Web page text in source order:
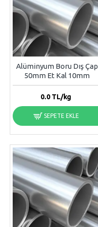
Alüminyum Boru Dış Çap
50mm Et Kal 10mm
0.0TL/kg
SEPETE EKLE